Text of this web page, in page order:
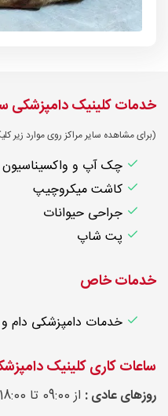
خدمات کلینیک دامپزشکی
(برای مشاهده سایر مراکز روی موارد زیر
چک آپ و واکسیناسیون
کاشت میکروچیپ
جراحی حیوانات
پت شاپ
خدمات خاص
خدمات دامپزشکی دام
ساعات کاری کلینیک
روزهای عادی : از 09:00 تا 18:00